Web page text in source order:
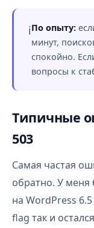
ℹ️По опыту:
минут,
спокойно.
вопросы к
Типичные
503
Самая частая
обратно. У меня
на WordPress
flag так и